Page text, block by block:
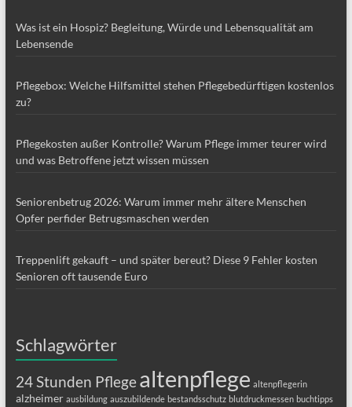
Was ist ein Hospiz? Begleitung, Würde und Lebensqualität am
Lebensende
Pflegebox: Welche Hilfsmittel stehen Pflegebedürftigen kostenlos
zu?
Pflegekosten außer Kontrolle? Warum Pflege immer teurer wird
und was Betroffene jetzt wissen müssen
Seniorenbetrug 2026: Warum immer mehr ältere Menschen
Opfer perfider Betrugsmaschen werden
Treppenlift gekauft – und später bereut? Diese 9 Fehler kosten
Senioren oft tausende Euro
Schlagwörter
24 Stunden Pflegealtenpflege altenpflegerin
alzheimer ausbildung auszubildende bestandsschutz blutdruckmessen buchtipps